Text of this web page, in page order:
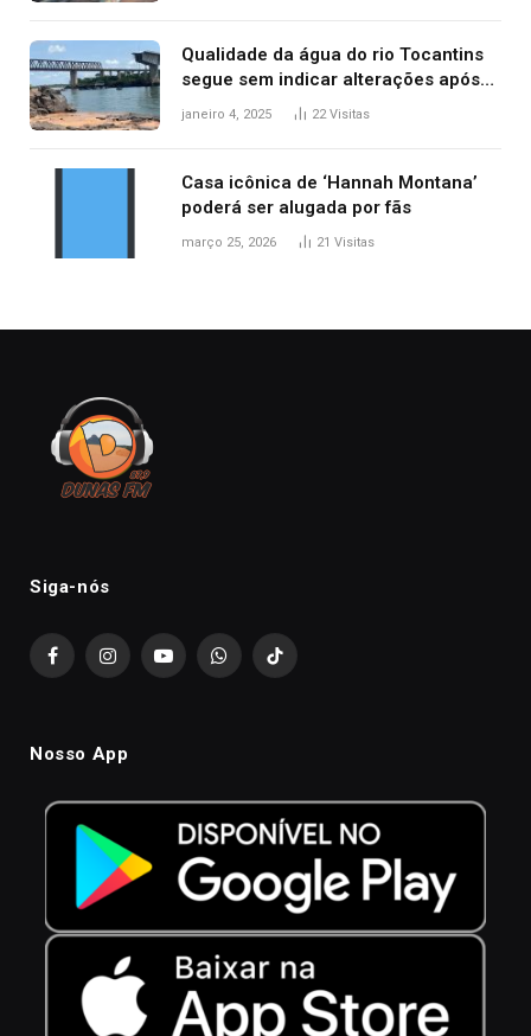
Qualidade da água do rio Tocantins
segue sem indicar alterações após
desabamento da ponte entre MA e
janeiro 4, 2025 22Visitas
Casa icônica de ‘Hannah Montana’
poderá ser alugada por fãs
março 25, 2026 21 Visitas
Siga-nós
FacebookInstagramYouTubeWhatsAppTikTok
Nosso App